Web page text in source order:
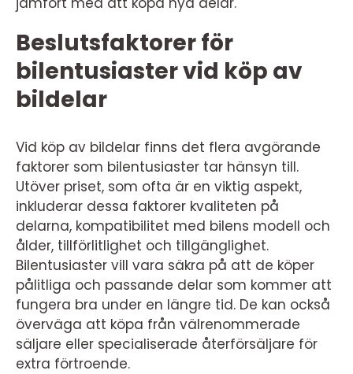
Beslutsfaktorer för
bilentusiaster vid köp av
bildelar
Vid köp av bildelar finns det flera avgörande
faktorer som bilentusiaster tar hänsyn till.
Utöver priset, som ofta är en viktig aspekt,
inkluderar dessa faktorer kvaliteten på
delarna, kompatibilitet med bilens modell och
ålder, tillförlitlighet och tillgänglighet.
Bilentusiaster vill vara säkra på att de köper
pålitliga och passande delar som kommer att
fungera bra under en längre tid. De kan också
överväga att köpa från välrenommerade
säljare eller specialiserade återförsäljare för
extra förtroende.